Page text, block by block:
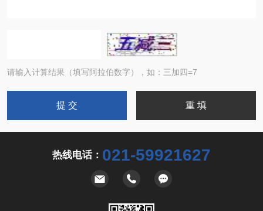
请输入计算结果（填写阿拉伯数字），如：三加四=7
热线电话： 021-59921627